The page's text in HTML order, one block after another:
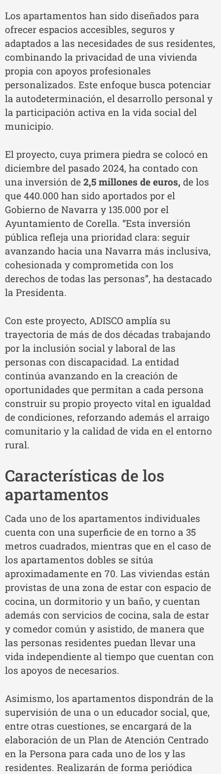
Los apartamentos han sido diseñados para
ofrecer espacios accesibles, seguros y
adaptados a las necesidades de sus residentes,
combinando la privacidad de una vivienda
propia con apoyos profesionales
personalizados. Este enfoque busca potenciar
la autodeterminación, el desarrollo personal y
la participación activa en la vida social del
municipio.
El proyecto, cuya primera piedra se colocó en
diciembre del pasado 2024, ha contado con
una inversión de 2,5 millones de euros, de los
que 440.000 han sido aportados por el
Gobierno de Navarra y 135.000 por el
Ayuntamiento de Corella. “Esta inversión
pública refleja una prioridad clara: seguir
avanzando hacia una Navarra más inclusiva,
cohesionada y comprometida con los
derechos de todas las personas”, ha destacado
la Presidenta.
Con este proyecto, ADISCO amplía su
trayectoria de más de dos décadas trabajando
por la inclusión social y laboral de las
personas con discapacidad. La entidad
continúa avanzando en la creación de
oportunidades que permitan a cada persona
construir su propio proyecto vital en igualdad
de condiciones, reforzando además el arraigo
comunitario y la calidad de vida en el entorno
rural.
Características de los
apartamentos
Cada uno de los apartamentos individuales
cuenta con una superficie de en torno a 35
metros cuadrados, mientras que en el caso de
los apartamentos dobles se sitúa
aproximadamente en 70. Las viviendas están
provistas de una zona de estar con espacio de
cocina, un dormitorio y un baño, y cuentan
además con servicios de cocina, sala de estar
y comedor común y asistido, de manera que
las personas residentes puedan llevar una
vida independiente al tiempo que cuentan con
los apoyos de necesarios.
Asimismo, los apartamentos dispondrán de la
supervisión de una o un educador social, que,
entre otras cuestiones, se encargará de la
elaboración de un Plan de Atención Centrado
en la Persona para cada uno de los y las
residentes. Realizarán de forma periódica